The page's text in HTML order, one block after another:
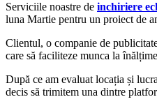
Serviciile noastre de inchiriere
luna Martie pentru un proiect de
Clientul, o companie de
care să faciliteze munca la
După ce am evaluat locația și
decis să trimitem una dintre